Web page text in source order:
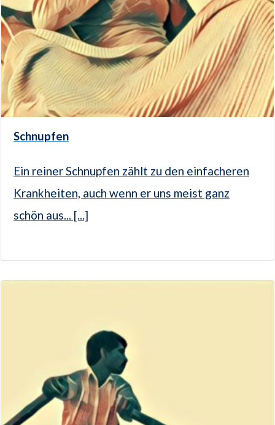
Schnupfen
Ein reiner Schnupfen zählt zu den einfacheren
Krankheiten, auch wenn er uns meist ganz
schön aus... [...]